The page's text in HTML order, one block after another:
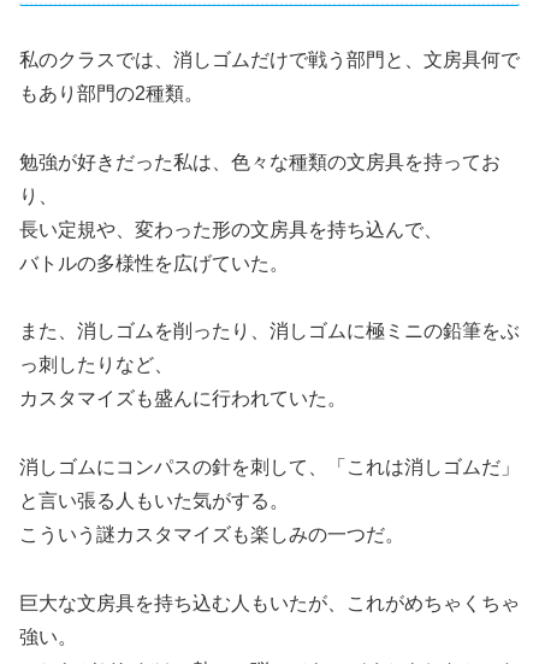
私のクラスでは、消しゴムだけで戦う部門と、文房具何で
もあり部門の2種類。
勉強が好きだった私は、色々な種類の文房具を持ってお
り、
長い定規や、変わった形の文房具を持ち込んで、
バトルの多様性を広げていた。
また、消しゴムを削ったり、消しゴムに極ミニの鉛筆をぶ
っ刺したりなど、
カスタマイズも盛んに行われていた。
消しゴムにコンパスの針を刺して、「これは消しゴムだ」
と言い張る人もいた気がする。
こういう謎カスタマイズも楽しみの一つだ。
巨大な文房具を持ち込む人もいたが、これがめちゃくちゃ
強い。